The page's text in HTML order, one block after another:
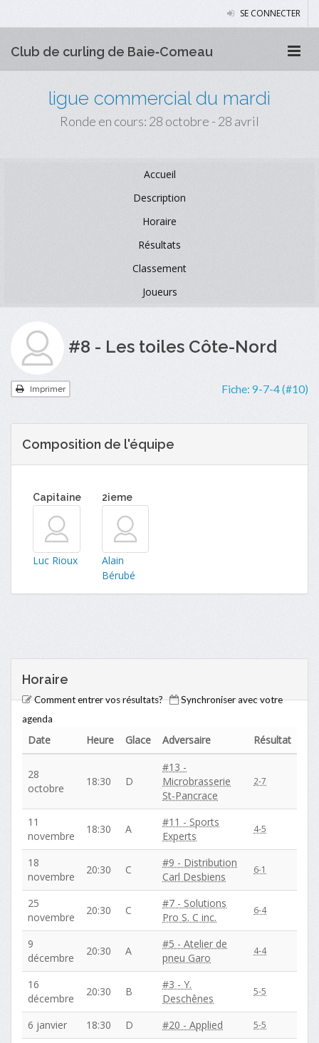
SE CONNECTER
Club de curling de Baie‑Comeau
ligue commercial du mardi
Ronde en cours: 28 octobre - 28 avril
Accueil
Description
Horaire
Résultats
Classement
Joueurs
#8 - Les toiles Côte-Nord
Imprimer Fiche: 9-7-4 (#10)
Composition de l'équipe
Capitaine
Luc Rioux
2ieme
Alain
Bérubé
Horaire
Comment entrer vos résultats?
Synchroniser avec votre
agenda
Date Heure Glace Adversaire Résultat
28
octobre
18:30 D
#13 -
Microbrasserie
St-Pancrace
2-7
11
novembre
18:30 A
#11 - Sports
Experts
4-5
18
novembre
20:30 C
#9 - Distribution
Carl Desbiens
6-1
25
novembre
20:30 C
#7 - Solutions
Pro S. C inc.
6-4
9
décembre
20:30 A
#5 - Atelier de
pneu Garo
4-4
16
décembre
20:30 B
#3 - Y.
Deschênes
5-5
6 janvier 18:30 D #20 - Applied 5-5